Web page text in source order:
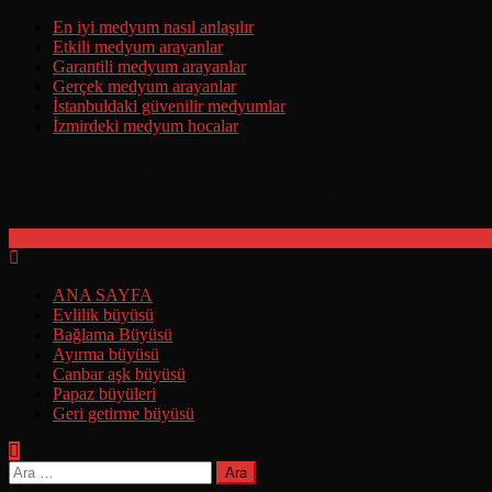
content
En iyi medyum nasıl anlaşılır
Etkili medyum arayanlar
Garantili medyum arayanlar
Gerçek medyum arayanlar
İstanbuldaki güvenilir medyumlar
İzmirdeki medyum hocalar
ANA SAYFA
Evlilik büyüsü
Bağlama Büyüsü
Ayırma büyüsü
Canbar aşk büyüsü
Papaz büyüleri
Geri getirme büyüsü
Arama: